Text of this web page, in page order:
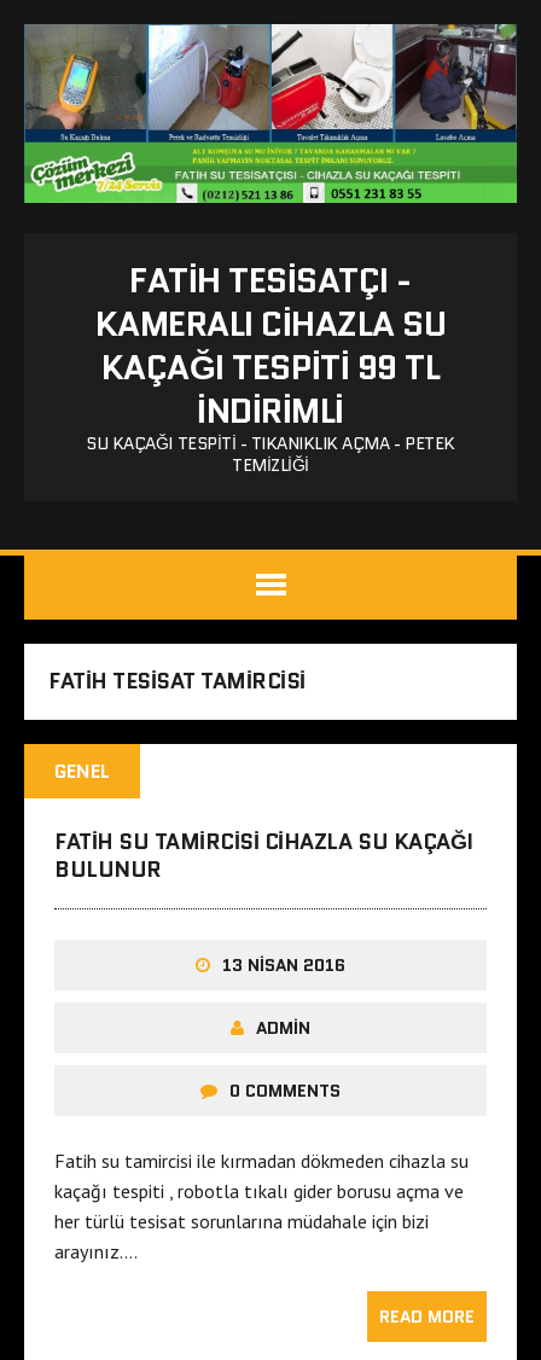
FATIH TESISATÇI -
KAMERALI CIHAZLA SU
KAÇAĞI TESPITI 99 TL
İNDİRİMLİ
SU KAÇAĞI TESPITI - TIKANIKLIK AÇMA - PETEK
TEMIZLIĞI
FATIH TESISAT TAMIRCISI
GENEL
FATIH SU TAMIRCISI CIHAZLA SU KAÇAĞI
BULUNUR
13 NISAN 2016
ADMIN
0 COMMENTS
Fatih su tamircisi ile kırmadan dökmeden cihazla su
kaçağı tespiti , robotla tıkalı gider borusu açma ve
her türlü tesisat sorunlarına müdahale için bizi
arayınız….
READ MORE